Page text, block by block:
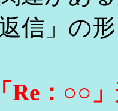
信」の
Re：○○